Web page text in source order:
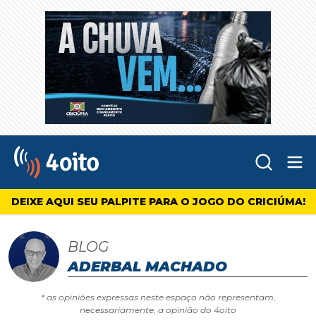
4oito
DEIXE AQUI SEU PALPITE PARA O JOGO DO CRICIÚMA!
BLOG
ADERBAL MACHADO
* as opiniões expressas neste espaço não representam,
necessariamente, a opinião do 4oito